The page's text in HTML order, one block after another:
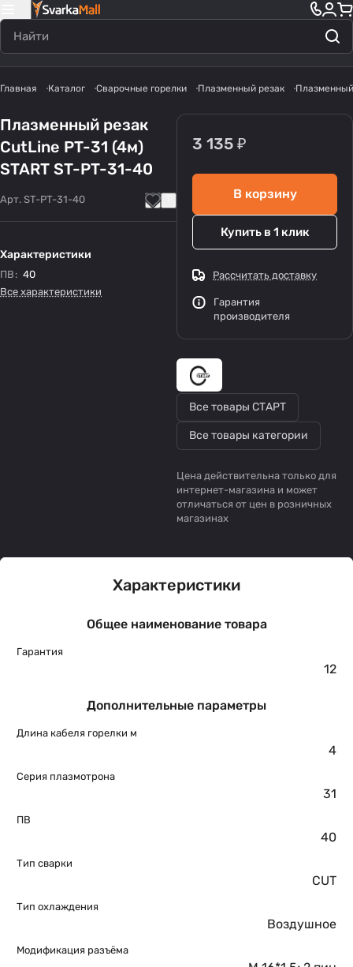
Главная Каталог Сварочные горелки Плазменный резак Плазменный
Плазменный резак
CutLine PT-31 (4м)
START ST-PT-31-40
Арт. ST-PT-31-40
Характеристики
ПВ : 40
Все характеристики
3 135 ₽
В корзину
Купить в 1 клик
Рассчитать доставку
Гарантия
производителя
Все товары СТАРТ
Все товары категории
Цена действительна только для
интернет-магазина и может
отличаться от цен в розничных
магазинах
Характеристики
Общее наименование товара
Гарантия
12
Дополнительные параметры
Длина кабеля горелки м
4
Серия плазмотрона
31
ПВ
40
Тип сварки
CUT
Тип охлаждения
Воздушное
Модификация разъёма